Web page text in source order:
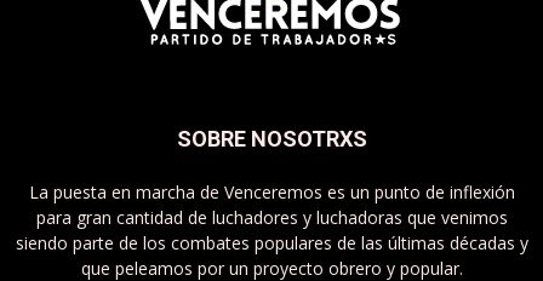
SOBRE NOSOTRXS
La puesta en marcha de Venceremos es un punto de inflexión
para gran cantidad de luchadores y luchadoras que venimos
siendo parte de los combates populares de las últimas décadas y
que peleamos por un proyecto obrero y popular.